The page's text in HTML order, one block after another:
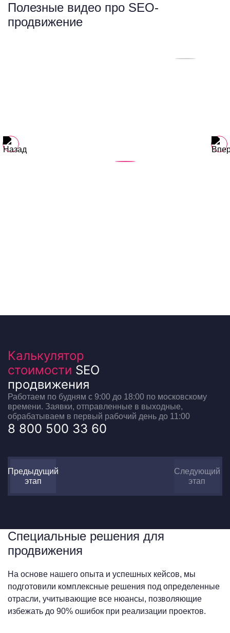
Полезные видео про SEO-
продвижение
Калькулятор
стоимости SEO
продвижения
Работаем по будням с 9:00 до 18:00 по московскому
времени. Заявки, отправленные в выходные,
обрабатываем в первый рабочий день до 11:00
8 800 500 33 60
Предыдущий
этап
Следующий
этап
Специальные решения для
продвижения
На основе нашего опыта и успешных кейсов, мы
подготовили комплексные решения под определенные
отрасли, учитывающие все нюансы, позволяющие
избежать до 90% ошибок при реализации проектов.